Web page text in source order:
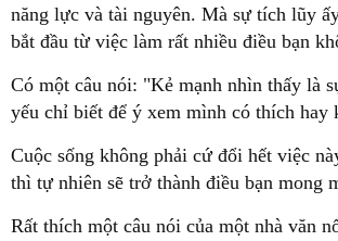
năng lực và tài nguyên. Mà sự tích lũy
bắt đầu từ việc làm rất nhiều điều bạn
Có một câu nói: "Kẻ mạnh nhìn thấy là
yếu chỉ biết để ý xem mình có thích hay
Cuộc sống không phải cứ đổi hết việc
thì tự nhiên sẽ trở thành điều bạn mong
Rất thích một câu nói của một nhà văn